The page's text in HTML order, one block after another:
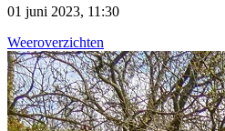
01 juni 2023, 11:30
Weeroverzichten